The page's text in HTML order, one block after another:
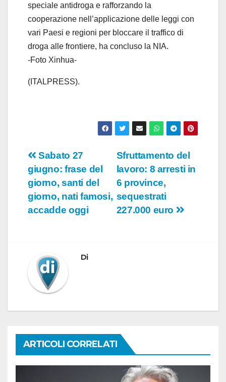
speciale antidroga e rafforzando la
cooperazione nell’applicazione delle leggi con
vari Paesi e regioni per bloccare il traffico di
droga alle frontiere, ha concluso la NIA.
-Foto Xinhua-
(ITALPRESS).
Navigazione
articoli
Sfruttamento del
lavoro: 8 arresti in
6 province,
sequestrati
227.000 euro
Sabato 27
giugno: frase del
giorno, santi del
giorno, nati famosi,
accadde oggi
Di
ARTICOLI CORRELATI